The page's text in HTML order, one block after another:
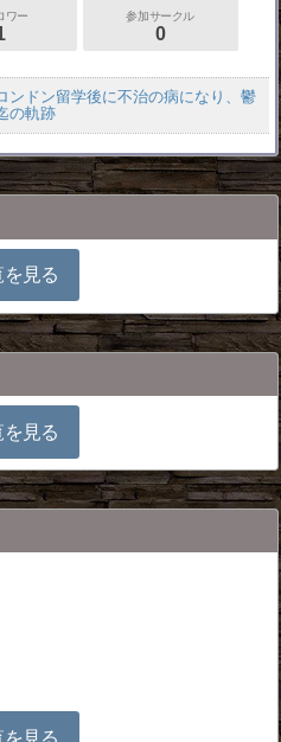
ワー 参加サークル
0
ンドン留学後に不治の病になり、鬱
の軌跡
見る
見る
見る